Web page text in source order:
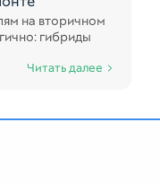
на вторичном
гибриды
Читать далее